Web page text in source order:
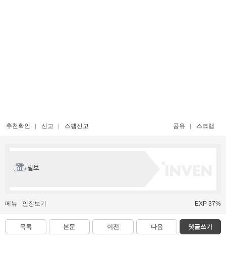
추천확인 신고 스팸신고 공유 스크랩
릴보
메뉴 인장보기 EXP 37%
목록 본문 이전 다음 댓글쓰기